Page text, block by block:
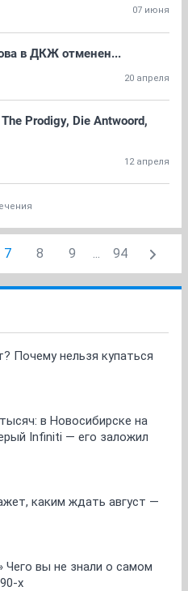
07 июня
в ДКЖ отменен...
20 апреля
Prodigy, Die Antwoord,
12 апреля
7 8 9 ... 94
Почему нельзя купаться
в Новосибирске на
Infiniti — его заложил
каким ждать август —
Чего вы не знали о самом
х